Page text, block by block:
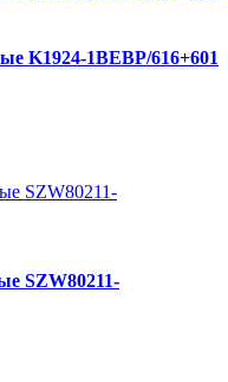
K1924-1BEBP/616+601
SZW80211-